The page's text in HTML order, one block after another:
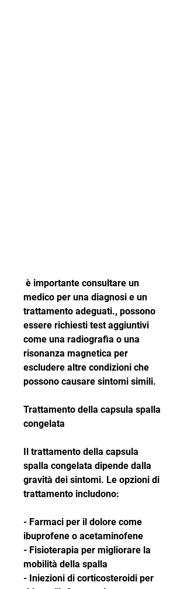
medico per una diagnosi e un
trattamento adeguati., possono
essere richiesti test aggiuntivi
come una radiografia o una
risonanza magnetica per
escludere altre condizioni che
possono causare sintomi simili.
Trattamento della capsula spalla
congelata
Il trattamento della capsula
spalla congelata dipende dalla
gravità dei sintomi. Le opzioni di
trattamento includono:
- Farmaci per il dolore come
ibuprofene o acetaminofene
- Fisioterapia per migliorare la
mobilità della spalla
- Iniezioni di corticosteroidi per